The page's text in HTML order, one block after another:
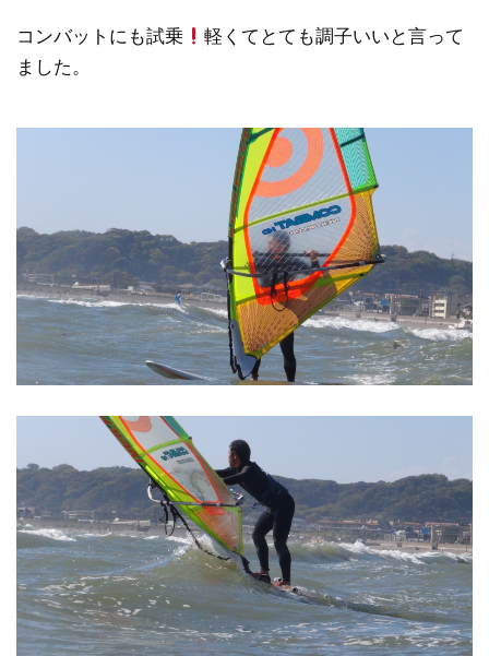
コンバットにも試乗
軽くてとても調子いいと言って
ました。